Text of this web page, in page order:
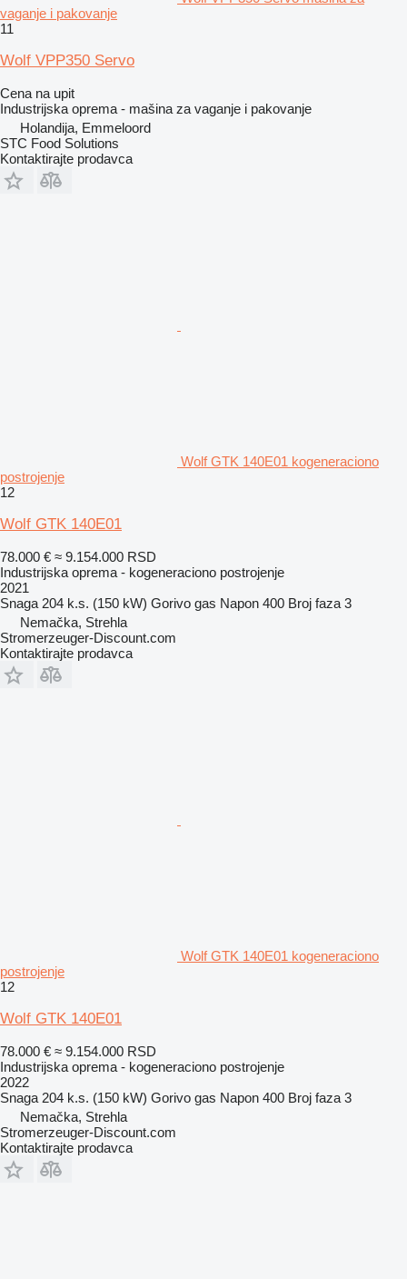
vaganje i pakovanje
11
Wolf VPP350 Servo
Cena na upit
Industrijska oprema - mašina za vaganje i pakovanje
Holandija, Emmeloord
STC Food Solutions
Kontaktirajte prodavca
Wolf GTK 140E01 kogeneraciono
postrojenje
12
Wolf GTK 140E01
78.000 € ≈ 9.154.000 RSD
Industrijska oprema - kogeneraciono postrojenje
2021
Snaga 204 k.s. (150 kW) Gorivo gas Napon 400 Broj faza 3
Nemačka, Strehla
Stromerzeuger-Discount.com
Kontaktirajte prodavca
Wolf GTK 140E01 kogeneraciono
postrojenje
12
Wolf GTK 140E01
78.000 € ≈ 9.154.000 RSD
Industrijska oprema - kogeneraciono postrojenje
2022
Snaga 204 k.s. (150 kW) Gorivo gas Napon 400 Broj faza 3
Nemačka, Strehla
Stromerzeuger-Discount.com
Kontaktirajte prodavca